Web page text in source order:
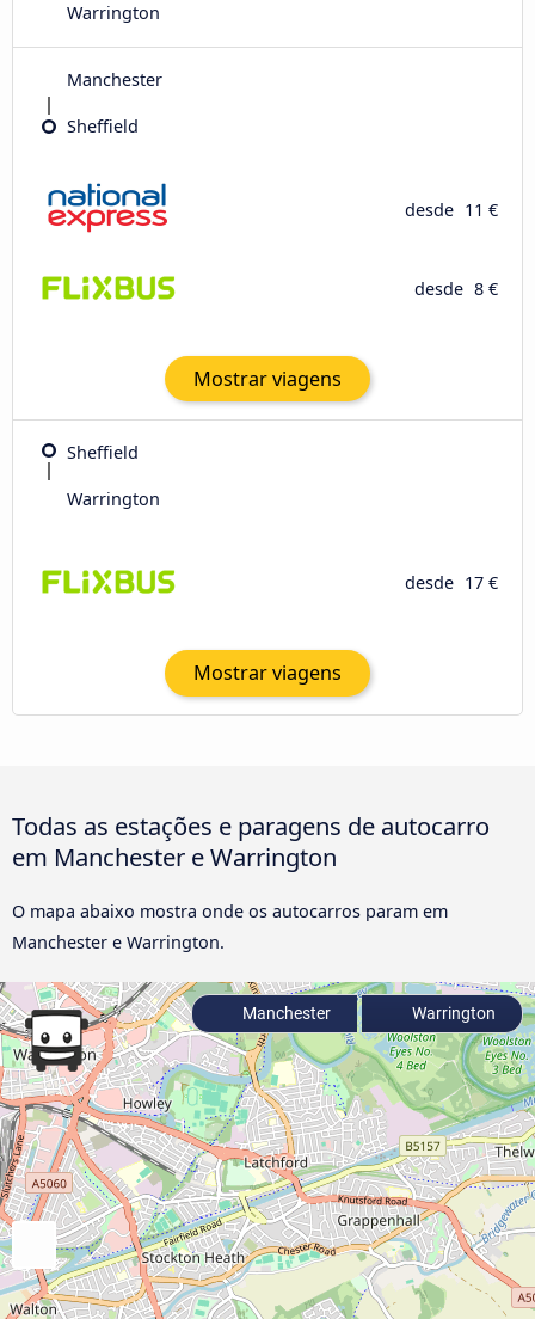
Warrington
Manchester
Sheffield
desde 11 €
desde 8 €
Mostrar viagens
Sheffield
Warrington
desde 17 €
Mostrar viagens
Todas as estações e paragens de autocarro
em Manchester e Warrington
O mapa abaixo mostra onde os autocarros param em
Manchester e Warrington.
Manchester Warrington